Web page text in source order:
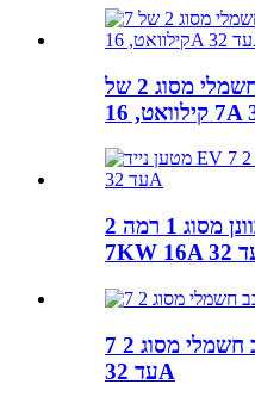
מטען נייד מתכוונן לרכב חשמלי מסוג 2 של
רכב חשמלי נייד מתכוונן מסוג 1 רמה 2
מטען נייד לרכב חשמלי מסוג 2 7KW 8A
עד 32A